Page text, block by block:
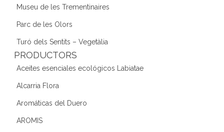
Museu de les Trementinaires
Parc de les Olors
Turó dels Sentits – Vegetàlia
PRODUCTORS
Aceites esenciales ecológicos Labiatae
Alcarria Flora
Aromáticas del Duero
AROMIS